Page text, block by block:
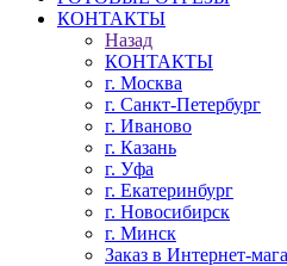
КОНТАКТЫ
Назад
КОНТАКТЫ
г. Москва
г. Санкт-Петербург
г. Иваново
г. Казань
г. Уфа
г. Екатеринбург
г. Новосибирск
г. Минск
Заказ в Интернет-